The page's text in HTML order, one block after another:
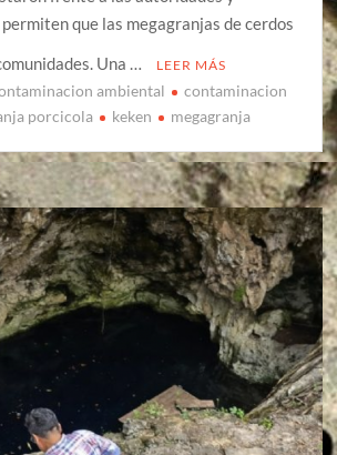
que las megagranjas de cerdos
Una …
LEER MÁS
ambiental
contaminacion
porcicola keken megagranja